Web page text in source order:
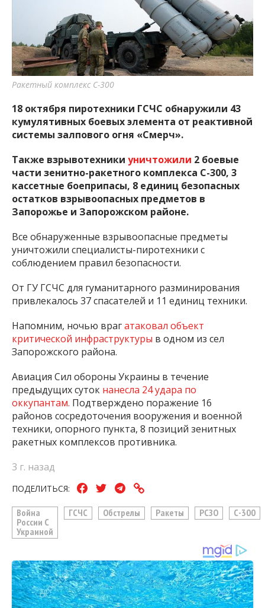
важную информацию о событиях
города Запорожья и области.
Ракетный комплекс С-300
18 октября пиротехники ГСЧС обнаружили 43
кумулятивных боевых элемента от реактивной
системы залпового огня «Смерч».
Также взрывотехники уничтожили 2 боевые
части зенитно-ракетного комплекса С-300, 3
кассетные боеприпасы, 8 единиц безопасных
остатков взрывоопасных предметов в
Запорожье и Запорожском районе.
Все обнаруженные взрывоопасные предметы
уничтожили специалисты-пиротехники с
соблюдением правил безопасности.
От ГУ ГСЧС для гуманитарного разминирования
привлекалось 37 спасателей и 11 единиц техники.
Напомним, ночью врагатаковал объект
критической инфраструктуры в одном из сел
Запорожского района.
Авиация Сил обороны Украины в течение
предыдущих суток нанесла 24 удара по
оккупантам. Подтверждено поражение 16
районов сосредоточения вооружения и военной
техники, опорного пункта, 8 позиций зенитных
ракетных комплексов противника.
3 г. назад
ПОДЕЛИТЬСЯ:
Война
России С
Украиной
ГСЧС Обстрелы Ракеты РСЗО С-300